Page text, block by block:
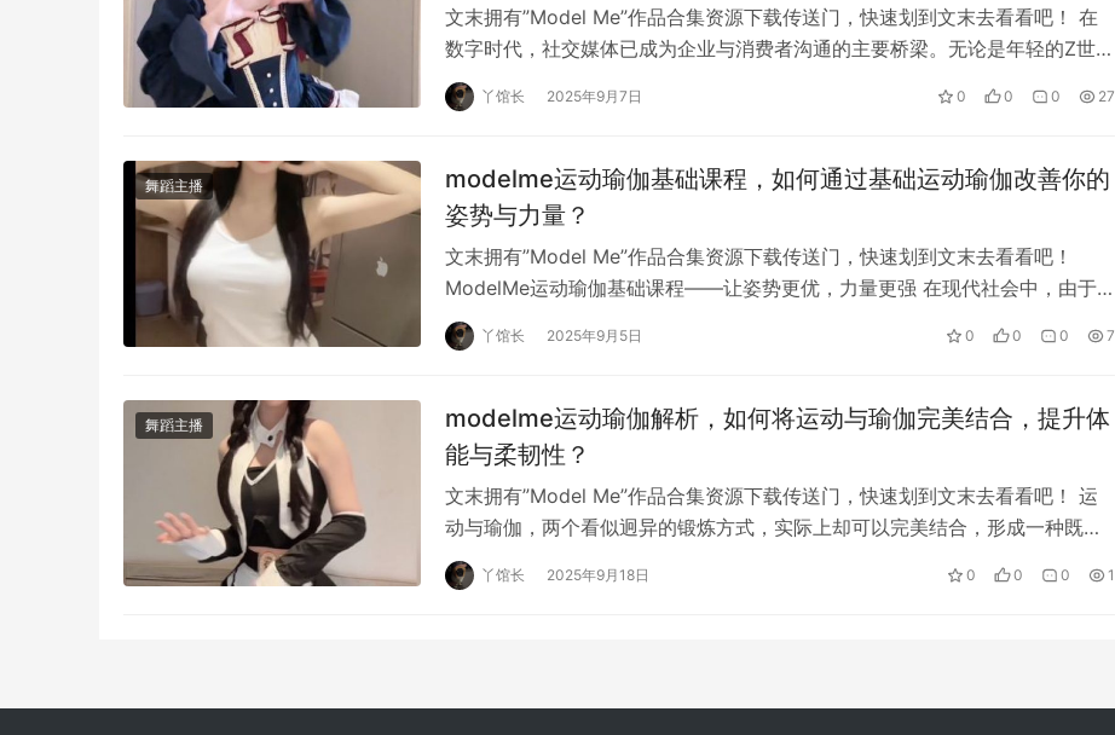
文末拥有”Model Me”作品合集资源下载传送门，快速划到文末去看看吧！ 在
数字时代，社交媒体已成为企业与消费者沟通的主要桥梁。无论是年轻的Z世
代，还是成…
丫馆长 2025年9月7日 0 0 0 27
舞蹈主播
modelme运动瑜伽基础课程，如何通过基础运动瑜伽改善你的
姿势与力量？
文末拥有”Model Me”作品合集资源下载传送门，快速划到文末去看看吧！
ModelMe运动瑜伽基础课程——让姿势更优，力量更强 在现代社会中，由于
长时间…
丫馆长 2025年9月5日 0 0 0 7
舞蹈主播
modelme运动瑜伽解析，如何将运动与瑜伽完美结合，提升体
能与柔韧性？
文末拥有”Model Me”作品合集资源下载传送门，快速划到文末去看看吧！ 运
动与瑜伽，两个看似迥异的锻炼方式，实际上却可以完美结合，形成一种既塑
形又强身的…
丫馆长 2025年9月18日 0 0 0 1